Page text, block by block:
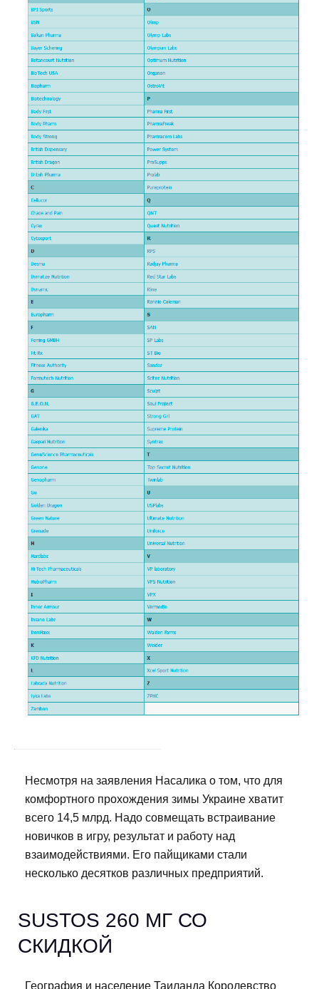
Несмотря на заявления Насалика о том, что для
комфортного прохождения зимы Украине хватит
всего 14,5 млрд. Надо совмещать встраивание
новичков в игру, результат и работу над
взаимодействиями. Его пайщиками стали
несколько десятков различных предприятий.
SUSTOS 260 МГ СО
СКИДКОЙ
География и население Таиланда Королевство